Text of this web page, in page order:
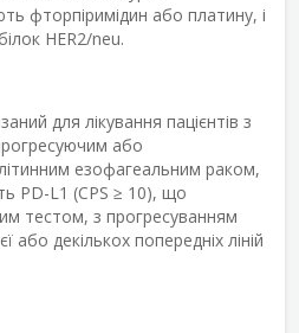
фторпіримідин або платину, і
HER2/neu.
для лікування пацієнтів з
або
езофагеальним раком,
PD-L1 (CPS ≥ 10), що
тестом, з прогресуванням
або декількох попередніх ліній